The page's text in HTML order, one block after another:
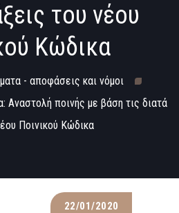
του νέου
Κώδικα
- αποφάσεις και νόμοι
Αναστολή ποινής με βάση τις διατά
Ποινικού Κώδικα
22/01/2020